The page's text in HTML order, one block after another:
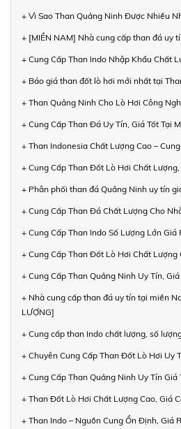
+ Vì Sao Than Quảng Ninh Được Nhiều
+ [MIỀN NAM] Nhà cung cấp than đá uy
+ Cung Cấp Than Indo Nhập Khẩu Chất
+ Báo giá than đốt lò hơi mới nhất tại
+ Than Quảng Ninh Cho Lò Hơi Công
+ Cung Cấp Than Đá Uy Tín, Giá Tốt Tại
+ Than Indonesia Chất Lượng Cao –
+ Cung Cấp Than Đốt Lò Hơi Chất
+ Phân phối than đá Quảng Ninh uy tín
+ Cung Cấp Than Đá Chất Lượng Cho
+ Cung Cấp Than Indo Số Lượng Lớn Giá
+ Cung Cấp Than Đốt Lò Hơi Chất Lượng
+ Cung Cấp Than Quảng Ninh Uy Tín,
+ Nhà cung cấp than đá uy tín tại miền
LƯỢNG]
+ Cung cấp than Indo chất lượng, số
+ Chuyên Cung Cấp Than Đốt Lò Hơi Uy
+ Cung Cấp Than Quảng Ninh Uy Tín Giá
+ Than Đốt Lò Hơi Chất Lượng Cao, Giá
+ Than Indo – Nguồn Cung Ổn Định, Giá